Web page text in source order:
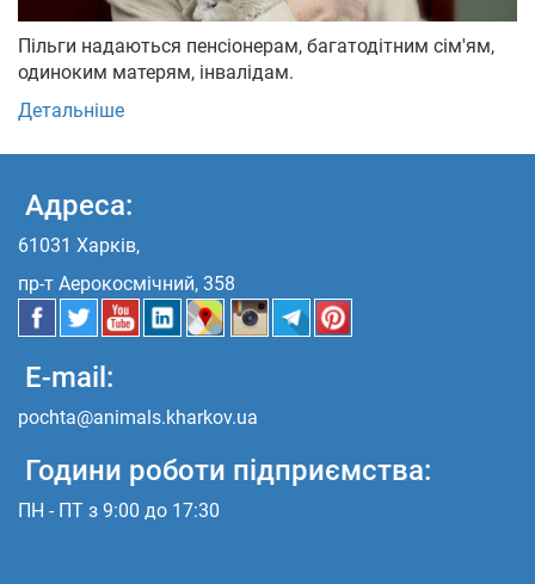
Пільги надаються пенсіонерам, багатодітним сім'ям,
одиноким матерям, інвалідам.
Детальніше
Адреса:
61031 Харків,
пр-т Аерокосмічний, 358
E-mail:
pochta@animals.kharkov.ua
Години роботи підприємства:
ПН - ПТ з 9:00 до 17:30